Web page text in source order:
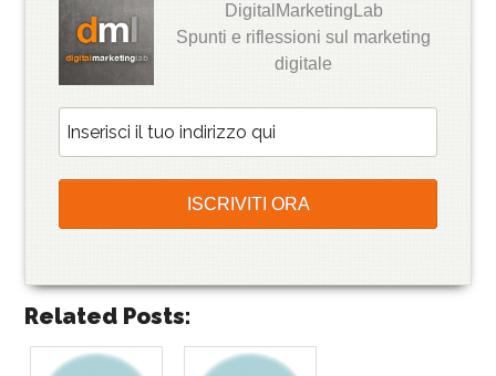
DigitalMarketingLab
Spunti e riflessioni sul marketing
digitale
Related Posts: